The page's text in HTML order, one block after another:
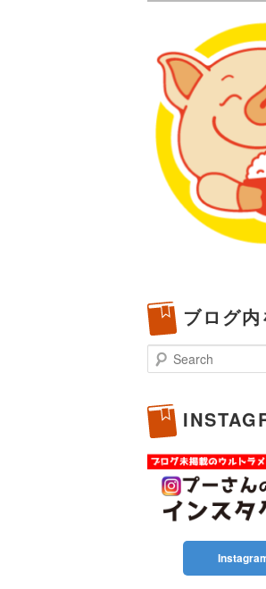
プ
豊
化して
ブログ
Search